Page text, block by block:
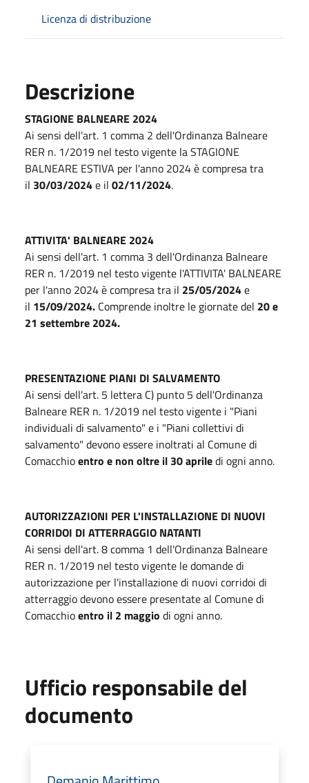
Licenza di distribuzione
Descrizione
STAGIONE BALNEARE 2024
Ai sensi dell'art. 1 comma 2 dell'Ordinanza Balneare
RER n. 1/2019 nel testo vigente la STAGIONE
BALNEARE ESTIVA per l'anno 2024 è compresa tra
il 30/03/2024e il 02/11/2024.
ATTIVITA' BALNEARE 2024
Ai sensi dell'art. 1 comma 3 dell'Ordinanza Balneare
RER n. 1/2019 nel testo vigente l'ATTIVITA' BALNEARE
per l'anno 2024 è compresa tra il 25/05/2024e
il 15/09/2024. Comprende inoltre le giornate del 20 e
21 settembre 2024.
PRESENTAZIONE PIANI DI SALVAMENTO
Ai sensi dell'art. 5 lettera C) punto 5 dell'Ordinanza
Balneare RER n. 1/2019 nel testo vigente i "Piani
individuali di salvamento" e i "Piani collettivi di
salvamento" devono essere inoltrati al Comune di
Comacchioentro e non oltre il 30 apriledi ogni anno.
AUTORIZZAZIONI PER L'INSTALLAZIONE DI NUOVI
CORRIDOI DI ATTERRAGGIO NATANTI
Ai sensi dell'art. 8 comma 1 dell'Ordinanza Balneare
RER n. 1/2019 nel testo vigente le domande di
autorizzazione per l'installazione di nuovi corridoi di
atterraggio devono essere presentate al Comune di
Comacchioentro il 2 maggio di ogni anno.
Ufficio responsabile del
documento